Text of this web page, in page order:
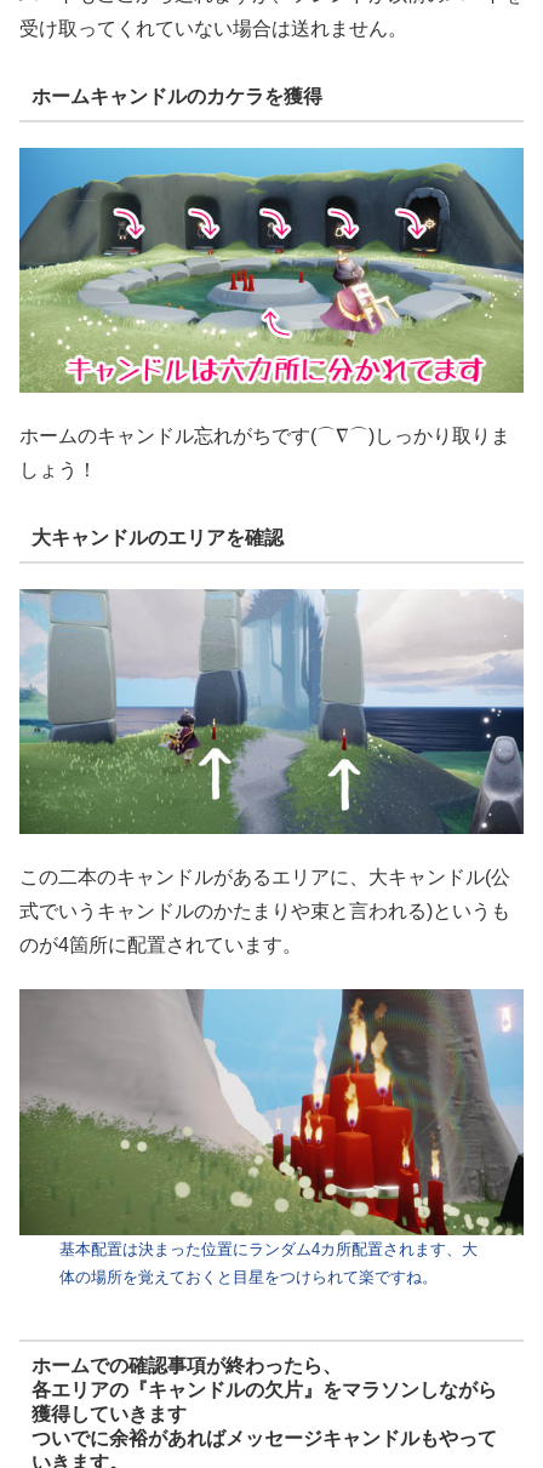
受け取ってくれていない場合は送れません。
ホームキャンドルのカケラを獲得
ホームのキャンドル忘れがちです(⌒∇⌒)しっかり取りま
しょう！
大キャンドルのエリアを確認
この二本のキャンドルがあるエリアに、大キャンドル(公
式でいうキャンドルのかたまりや束と言われる)というも
のが4箇所に配置されています。
基本配置は決まった位置にランダム4カ所配置されます、大
体の場所を覚えておくと目星をつけられて楽ですね。
ホームでの確認事項が終わったら、
各エリアの『キャンドルの欠片』をマラソンしながら
獲得していきます
ついでに余裕があればメッセージキャンドルもやって
いきます。